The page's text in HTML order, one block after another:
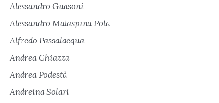
Alessandro Guasoni
Alessandro Malaspina Pola
Alfredo Passalacqua
Andrea Ghiazza
Andrea Podestà
Andreina Solari